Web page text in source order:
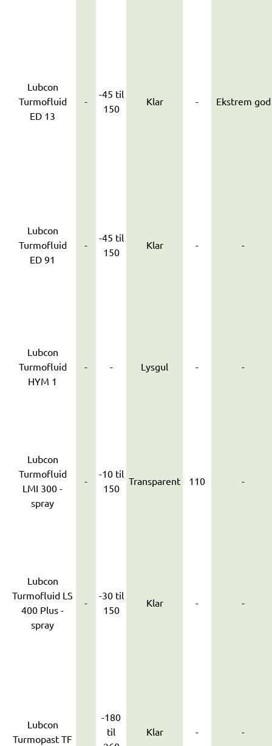
Lubcon
Turmofluid
ED 13
-
-45 til
150
Klar - Ekstrem god
Lubcon
Turmofluid
ED 91
-
-45 til
150
Klar - -
Lubcon
Turmofluid
HYM 1
- - Lysgul - -
Lubcon
Turmofluid
LMI 300 -
spray
-
-10 til
150
Transparent 110 -
Lubcon
Turmofluid LS
400 Plus -
spray
-
-30 til
150
Klar - -
Lubcon
Turmopast TF
-180
til
Klar - -